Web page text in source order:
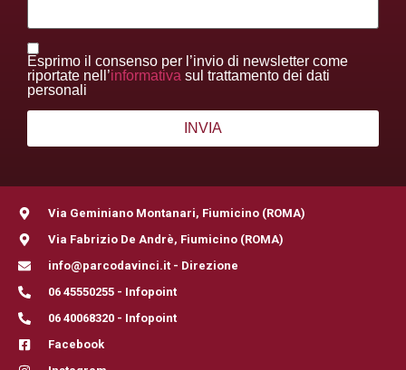
Esprimo il consenso per l’invio di newsletter come
riportate nell’informativa sul trattamento dei dati
personali
Via Geminiano Montanari, Fiumicino (ROMA)
Via Fabrizio De Andrè, Fiumicino (ROMA)
info@parcodavinci.it - Direzione
06 45550255 - Infopoint
06 40068320 - Infopoint
Facebook